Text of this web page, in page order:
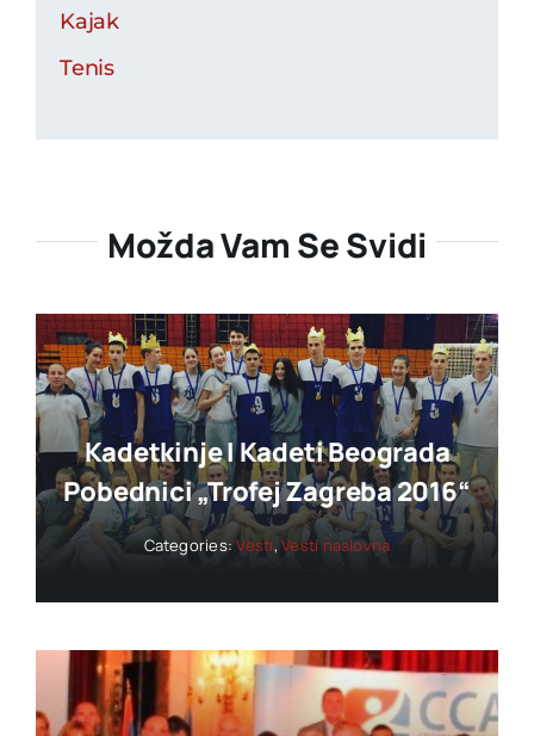
Kajak
Tenis
Možda Vam Se Svidi
Kadetkinje I Kadeti Beograda
Pobednici „trofej Zagreba 2016“
Categories:Vesti,Vesti naslovna